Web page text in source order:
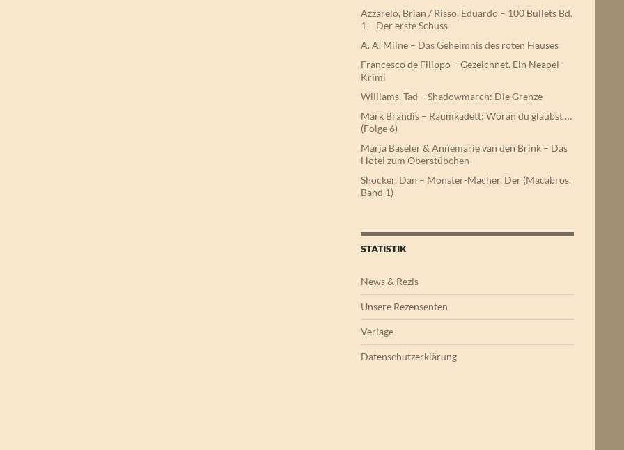
Azzarelo, Brian / Risso, Eduardo – 100 Bullets Bd.
1 – Der erste Schuss
A. A. Milne – Das Geheimnis des roten Hauses
Francesco de Filippo – Gezeichnet. Ein Neapel-
Krimi
Williams, Tad – Shadowmarch: Die Grenze
Mark Brandis – Raumkadett: Woran du glaubst …
(Folge 6)
Marja Baseler & Annemarie van den Brink – Das
Hotel zum Oberstübchen
Shocker, Dan – Monster-Macher, Der (Macabros,
Band 1)
STATISTIK
News & Rezis
Unsere Rezensenten
Verlage
Datenschutzerklärung